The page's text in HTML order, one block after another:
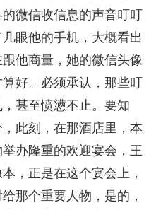
微信收信息的声音叮叮
眼他的手机，大概看出
他商量，她的微信头像
好。必须承认，那些叮
甚至愤懑不止。要知
此刻，在那酒店里，本
办隆重的欢迎宴会，王
，正是在这个宴会上，
那个重要人物，是的，